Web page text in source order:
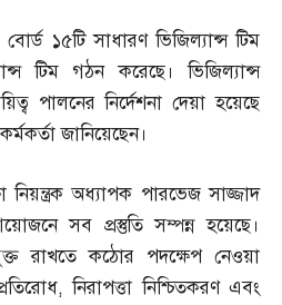
১৫টি সাধারণ ভিজিল্যান্স টিম
টিম গঠন করেছে। ভিজিল্যান্স
পালনের নির্দেশনা দেয়া হয়েছে
জানিয়েছেন।
নিয়ন্ত্রক অধ্যাপক পারভেজ সাজ্জাদ
সব প্রস্তুতি সম্পন্ন হয়েছে।
রাখতে কঠোর পদক্ষেপ নেওয়া
,নিরাপত্তা নিশ্চিতকরণ এবং